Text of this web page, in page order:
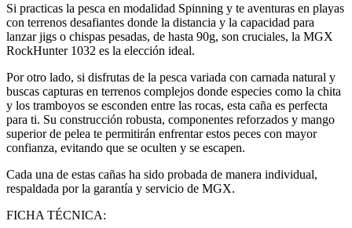
Si practicas la pesca en modalidad Spinning y te aventuras en playas
con terrenos desafiantes donde la distancia y la capacidad para
lanzar jigs o chispas pesadas, de hasta 90g, son cruciales, la MGX
RockHunter 1032 es la elección ideal.
Por otro lado, si disfrutas de la pesca variada con carnada natural y
buscas capturas en terrenos complejos donde especies como la chita
y los tramboyos se esconden entre las rocas, esta caña es perfecta
para ti. Su construcción robusta, componentes reforzados y mango
superior de pelea te permitirán enfrentar estos peces con mayor
confianza, evitando que se oculten y se escapen.
Cada una de estas cañas ha sido probada de manera individual,
respaldada por la garantía y servicio de MGX.
FICHA TÉCNICA: